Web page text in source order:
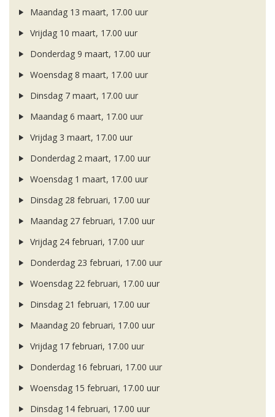
Maandag 13 maart, 17.00 uur
Vrijdag 10 maart, 17.00 uur
Donderdag 9 maart, 17.00 uur
Woensdag 8 maart, 17.00 uur
Dinsdag 7 maart, 17.00 uur
Maandag 6 maart, 17.00 uur
Vrijdag 3 maart, 17.00 uur
Donderdag 2 maart, 17.00 uur
Woensdag 1 maart, 17.00 uur
Dinsdag 28 februari, 17.00 uur
Maandag 27 februari, 17.00 uur
Vrijdag 24 februari, 17.00 uur
Donderdag 23 februari, 17.00 uur
Woensdag 22 februari, 17.00 uur
Dinsdag 21 februari, 17.00 uur
Maandag 20 februari, 17.00 uur
Vrijdag 17 februari, 17.00 uur
Donderdag 16 februari, 17.00 uur
Woensdag 15 februari, 17.00 uur
Dinsdag 14 februari, 17.00 uur